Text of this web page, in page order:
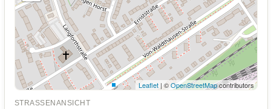
Leaflet | ©OpenStreetMapcontributors
STRASSENANSICHT